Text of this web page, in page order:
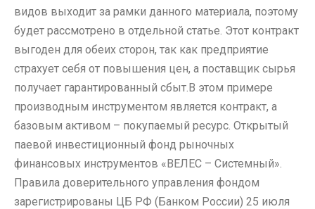
видов выходит за рамки данного материала, поэтому
будет рассмотрено в отдельной статье. Этот контракт
выгоден для обеих сторон, так как предприятие
страхует себя от повышения цен, а поставщик сырья
получает гарантированный сбыт.В этом примере
производным инструментом является контракт, а
базовым активом – покупаемый ресурс. Открытый
паевой инвестиционный фонд рыночных
финансовых инструментов «ВЕЛЕС – Системный».
Правила доверительного управления фондом
зарегистрированы ЦБ РФ (Банком России) 25 июля